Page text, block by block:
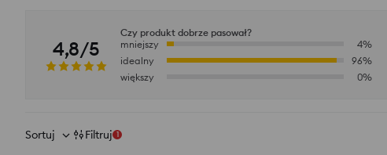
4,8/5
Czy produkt dobrze pasował?
mniejszy
4%
idealny
96%
większy
0%
Sortuj Filtruj 1